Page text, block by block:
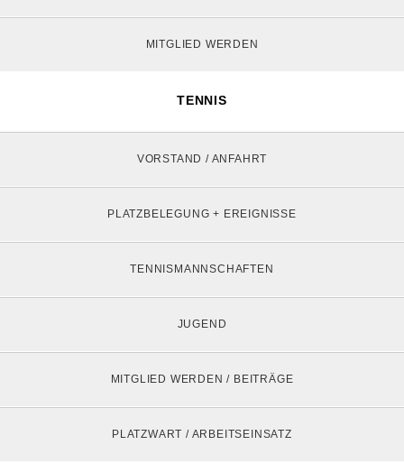
MITGLIED WERDEN
TENNIS
VORSTAND / ANFAHRT
PLATZBELEGUNG + EREIGNISSE
TENNISMANNSCHAFTEN
JUGEND
MITGLIED WERDEN / BEITRÄGE
PLATZWART / ARBEITSEINSATZ